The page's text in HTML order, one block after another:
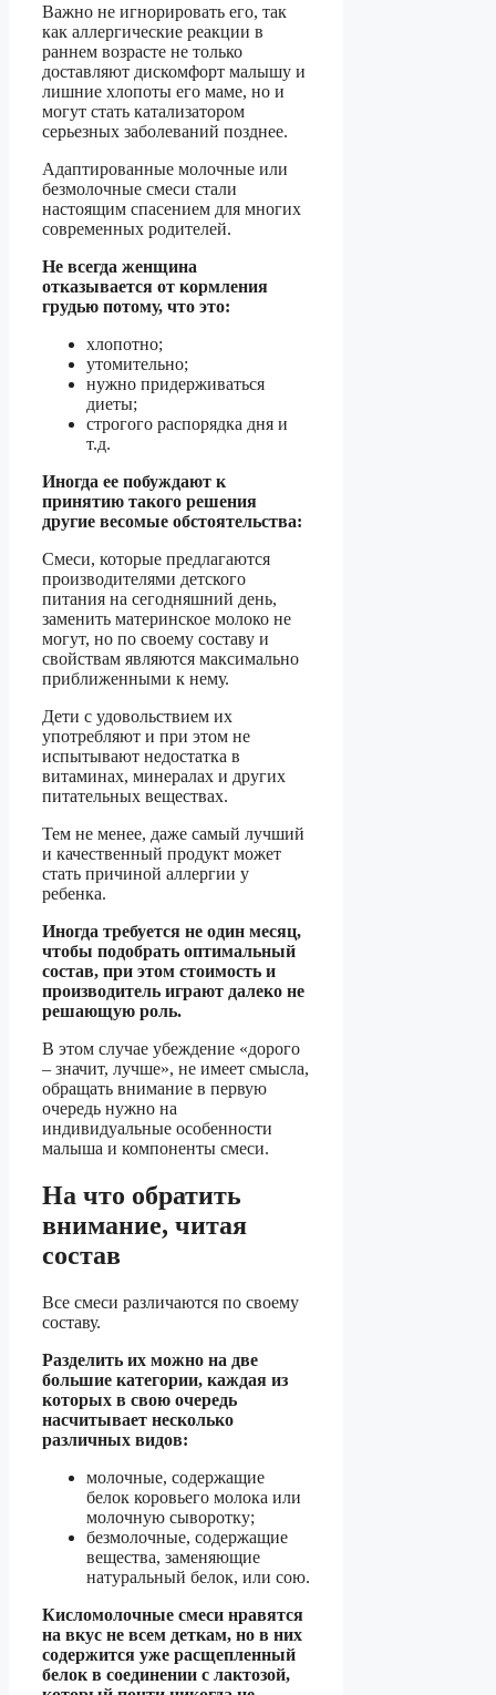
Важно не игнорировать его, так
как аллергические реакции в
раннем возрасте не только
доставляют дискомфорт малышу и
лишние хлопоты его маме, но и
могут стать катализатором
серьезных заболеваний позднее.
Адаптированные молочные или
безмолочные смеси стали
настоящим спасением для многих
современных родителей.
Не всегда женщина
отказывается от кормления
грудью потому, что это:
хлопотно;
утомительно;
нужно придерживаться
диеты;
строгого распорядка дня и
т.д.
Иногда ее побуждают к
принятию такого решения
другие весомые обстоятельства:
Смеси, которые предлагаются
производителями детского
питания на сегодняшний день,
заменить материнское молоко не
могут, но по своему составу и
свойствам являются максимально
приближенными к нему.
Дети с удовольствием их
употребляют и при этом не
испытывают недостатка в
витаминах, минералах и других
питательных веществах.
Тем не менее, даже самый лучший
и качественный продукт может
стать причиной аллергии у
ребенка.
Иногда требуется не один месяц,
чтобы подобрать оптимальный
состав, при этом стоимость и
производитель играют далеко не
решающую роль.
В этом случае убеждение «дорого
– значит, лучше», не имеет смысла,
обращать внимание в первую
очередь нужно на
индивидуальные особенности
малыша и компоненты смеси.
На что обратить
внимание, читая
состав
Все смеси различаются по своему
составу.
Разделить их можно на две
большие категории, каждая из
которых в свою очередь
насчитывает несколько
различных видов:
молочные, содержащие
белок коровьего молока или
молочную сыворотку;
безмолочные, содержащие
вещества, заменяющие
натуральный белок, или сою.
Кисломолочные смеси нравятся
на вкус не всем деткам, но в них
содержится уже расщепленный
белок в соединении с лактозой,